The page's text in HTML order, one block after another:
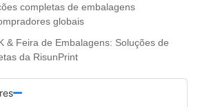
completas de embalagens
globais
& Feira de Embalagens: Soluções de
da RisunPrint